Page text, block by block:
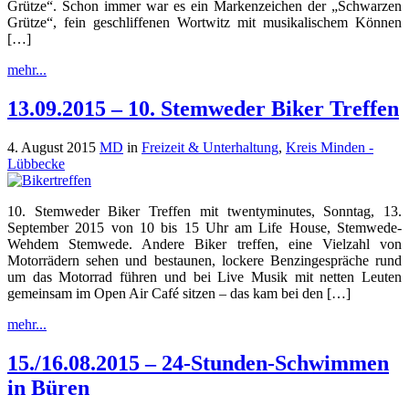
Grütze“. Schon immer war es ein Markenzeichen der „Schwarzen
Grütze“, fein geschliffenen Wortwitz mit musikalischem Können
[…]
mehr...
13.09.2015 – 10. Stemweder Biker Treffen
4. August 2015 MD in Freizeit & Unterhaltung, Kreis Minden -
Lübbecke
10. Stemweder Biker Treffen mit twentyminutes, Sonntag, 13.
September 2015 von 10 bis 15 Uhr am Life House, Stemwede-
Wehdem Stemwede. Andere Biker treffen, eine Vielzahl von
Motorrädern sehen und bestaunen, lockere Benzingespräche rund
um das Motorrad führen und bei Live Musik mit netten Leuten
gemeinsam im Open Air Café sitzen – das kam bei den […]
mehr...
15./16.08.2015 – 24-Stunden-Schwimmen
in Büren